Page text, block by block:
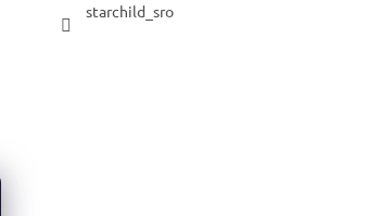
starchild_sro